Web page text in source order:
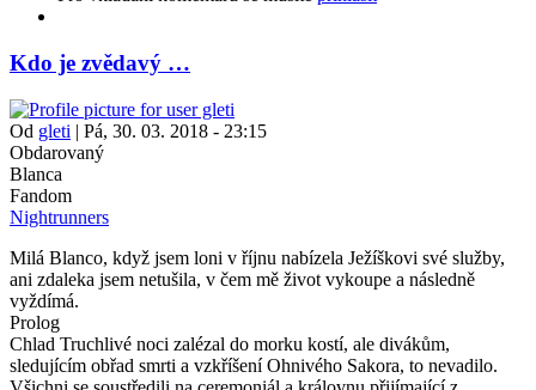
Kdo je zvědavý …
Od gleti | Pá, 30. 03. 2018 - 23:15
Obdarovaný
Blanca
Fandom
Nightrunners
Milá Blanco, když jsem loni v říjnu nabízela Ježíškovi své služby,
ani zdaleka jsem netušila, v čem mě život vykoupe a následně
vyždímá.
Prolog
Chlad Truchlivé noci zalézal do morku kostí, ale divákům,
sledujícím obřad smrti a vzkříšení Ohnivého Sakora, to nevadilo.